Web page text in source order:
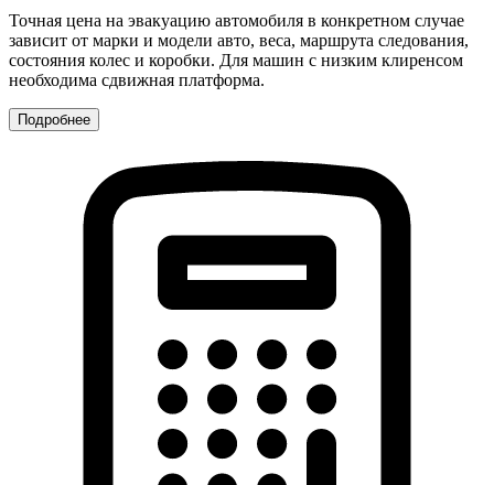
Точная цена на эвакуацию автомобиля в конкретном случае
зависит от марки и модели авто, веса, маршрута следования,
состояния колес и коробки. Для машин с низким клиренсом
необходима сдвижная платформа.
Подробнее